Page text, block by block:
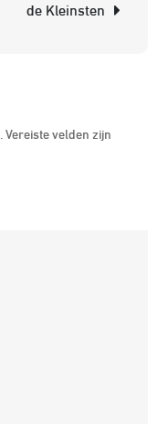
de Kleinsten
Vereiste velden zijn